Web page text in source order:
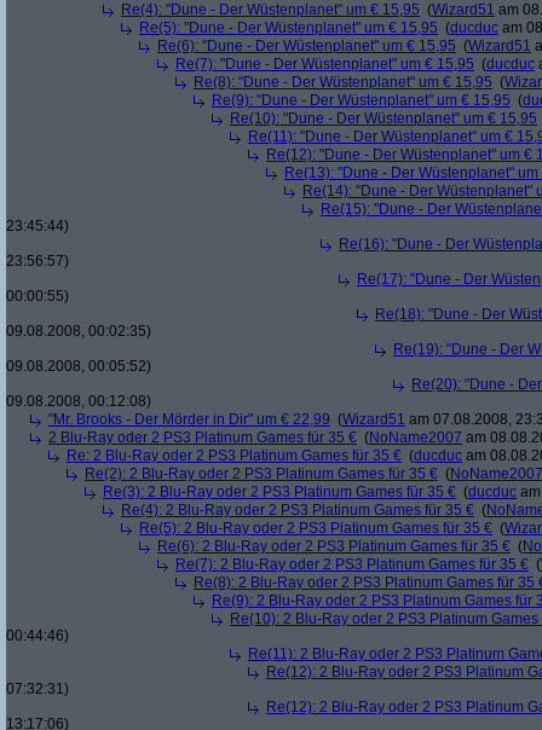
Re(4): "Dune - Der Wüstenplanet" um € 15,95 (Wizard51 am
Re(5): "Dune - Der Wüstenplanet" um € 15,95 (ducduc am
Re(6): "Dune - Der Wüstenplanet" um € 15,95 (Wizard51
Re(7): "Dune - Der Wüstenplanet" um € 15,95 (ducduc
Re(8): "Dune - Der Wüstenplanet" um € 15,95 (
Re(9): "Dune - Der Wüstenplanet" um € 15,95 (
Re(10): "Dune - Der Wüstenplanet" um € 15,95
Re(11): "Dune - Der Wüstenplanet" um €
Re(12): "Dune - Der Wüstenplanet" um €
Re(13): "Dune - Der Wüstenplanet"
Re(14): "Dune - Der Wüstenplanet"
Re(15): "Dune - Der
23:45:44)
Re(16): "Dune - Der
23:56:57)
Re(17): "Dune - Der
00:00:55)
Re(18): "Dune - Der
09.08.2008, 00:02:35)
Re(19): "Dune - Der
09.08.2008, 00:05:52)
Re(20): "Dune -
09.08.2008, 00:12:08)
"Mr. Brooks - Der Mörder in Dir" um € 22,99 (Wizard51 am 07.08.2008,
2 Blu-Ray oder 2 PS3 Platinum Games für 35 € (NoName2007 am
Re: 2 Blu-Ray oder 2 PS3 Platinum Games für 35 € (ducduc am
Re(2): 2 Blu-Ray oder 2 PS3 Platinum Games für 35 € (NoName2007
Re(3): 2 Blu-Ray oder 2 PS3 Platinum Games für 35 € (ducduc
Re(4): 2 Blu-Ray oder 2 PS3 Platinum Games für 35 € (
Re(5): 2 Blu-Ray oder 2 PS3 Platinum Games für 35 € (
Re(6): 2 Blu-Ray oder 2 PS3 Platinum Games für 35 € (
Re(7): 2 Blu-Ray oder 2 PS3 Platinum Games für 35 € (
Re(8): 2 Blu-Ray oder 2 PS3 Platinum Games für 35
Re(9): 2 Blu-Ray oder 2 PS3 Platinum Games für
Re(10): 2 Blu-Ray oder 2 PS3 Platinum Games
00:44:46)
Re(11): 2 Blu-Ray oder 2 PS3 Platinum
Re(12): 2 Blu-Ray oder 2 PS3 Platinum
07:32:31)
Re(12): 2 Blu-Ray oder 2 PS3 Platinum
13:17:06)